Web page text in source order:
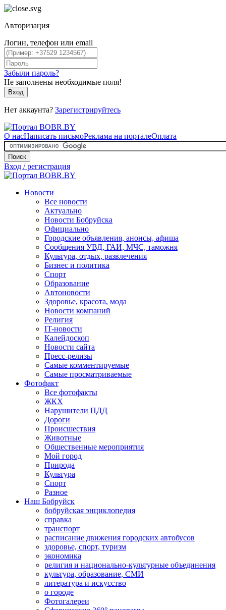
Авторизация
Логин, телефон или email
Забыли пароль?
Не заполнены необходимые поля!
Вход
Нет аккаунта? Зарегистрируйтесь
О насНаписать письмоРеклама на порталеОплата
Поиск
Вход / регистрация
Новости
Все новости
Актуально
Новости Бобруйска
Официально
Городские объявления, анонсы, афиша
Сообщения УВД, ГАИ, МЧС, таможня
Культура, отдых, развлечения
Бизнес и политика
Спорт
Образование
Автоновости
Здоровье, красота, мода
Новости компаний
Религия
IT-новости
Калейдоскоп
Новости сайта
Пресс-релизы
Самые комментируемые
Самые просматриваемые
Фотофакт
Все фотофакты
ЖКХ
Нарушители ПДД
Дороги
Происшествия
Животные
Общественные мероприятия
Мой город
Природа
Культура
Спорт
Разное
Наш Бобруйск
бобруйская энциклопедия
справка
транспорт
расписание движения городских автобусов
здоровье, спорт, туризм
экономика
религия и национально-культурные объединения
культура, образование, СМИ
литература и искусство
о городе
Фотогалереи